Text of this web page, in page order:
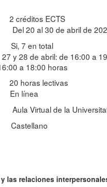
2 créditos ECTS
Del 20 al 30 de abril de
Si, 7 en total
y 28 de abril: de 16:00 a
a 18:00 horas
20 horas lectivas
En línea
Aula Virtual de la
Castellano
las relaciones